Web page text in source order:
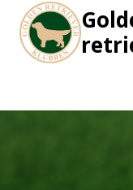
content